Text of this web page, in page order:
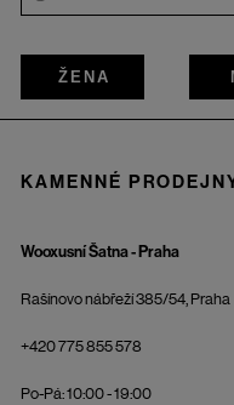
ŽENA
KAMENNÉ
Wooxusní Šatna - Praha
Rašínovo nábřeží 385/54, Praha
+420 775 855 578
Po-Pá: 10:00 - 19:00